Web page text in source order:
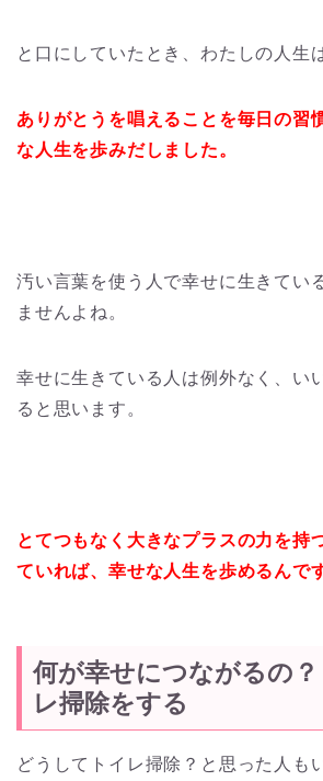
と口にしていたとき、わたしの人生
ありがとうを唱えることを毎日の習
な人生を歩みだしました。
汚い言葉を使う人で幸せに生きてい
ませんよね。
幸せに生きている人は例外なく、い
ると思います。
とてつもなく大きなプラスの力を持
ていれば、幸せな人生を歩めるんで
何が幸せにつながるの
レ掃除をする
どうしてトイレ掃除？と思った人も